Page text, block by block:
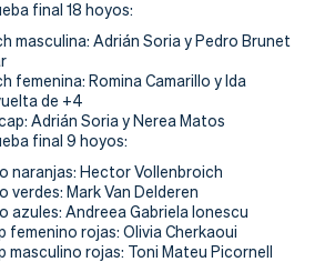
final 18 hoyos:
masculina: Adrián Soria y Pedro Brunet
femenina: Romina Camarillo y Ida
de +4
Adrián Soria y Nerea Matos
final 9 hoyos:
naranjas: Hector Vollenbroich
verdes: Mark Van Delderen
azules: Andreea Gabriela Ionescu
femenino rojas: Olivia Cherkaoui
masculino rojas: Toni Mateu Picornell